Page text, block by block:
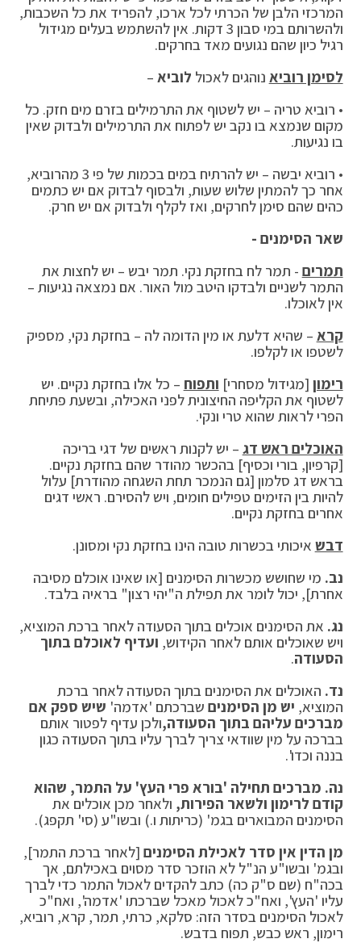
המרכזי הלבן של הכרתי לכל ארכו, להפריד את כל השכבות,
ולהשרותם במי סבון 3 דקות. אין להשתמש בעלים מגידול
רגיל כיון שהם נגועים מאד בחרקים.
לסימן רוביא נוהגים לאכול לוביא –
• רוביא טריה – יש לשטוף את התרמילים בזרם מים חזק. כל
מקום שנמצא בו נקב יש לפתוח את התרמילים ולבדוק שאין
בו נגיעות.
• רוביא יבשה – יש להרתיח במים בכמות של פי 3 מהרוביא,
אחר כך להמתין שלוש שעות, ולבסוף לבדוק אם יש כתמים
כהים שהם סימן לחרקים, ואז לקלף ולבדוק אם יש חרק.
שאר הסימנים -
תמרים - תמר לח בחזקת נקי. תמר יבש – יש לחצות את
התמר לשניים ולבדקו היטב מול האור. אם נמצאה נגיעות –
אין לאוכלו.
קרא – שהיא דלעת או מין הדומה לה – בחזקת נקי, מספיק
לשטפו או לקלפו.
רימון [מגידול מסחרי] ותפוח – כל אלו בחזקת נקיים. יש
לשטוף את הקליפה החיצונית לפני האכילה, ובשעת פתיחת
הפרי לראות שהוא טרי ונקי.
האוכלים ראש דג – יש לקנות ראשים של דגי בריכה
[קרפיון, בורי וכסיף] בהכשר מהודר שהם בחזקת נקיים.
בראש דג סלמון [גם הנמכר תחת השגחה מהודרת] עלול
להיות בין הזימים טפילים חומים, ויש להסירם. ראשי דגים
אחרים בחזקת נקיים.
דבש איכותי בכשרות טובה הינו בחזקת נקי ומסונן.
נב. מי שחושש מכשרות הסימנים [או שאינו אוכלם מסיבה
אחרת], יכול לומר את תפילת ה"יהי רצון" בראיה בלבד.
נג. את הסימנים אוכלים בתוך הסעודה לאחר ברכת המוציא,
ויש שאוכלים אותם לאחר הקידוש, ועדיף לאוכלם בתוך
הסעודה.
נד. האוכלים את הסימנים בתוך הסעודה לאחר ברכת
המוציא, יש מן הסימנים שברכתם 'אדמה' שיש ספק אם
מברכים עליהם בתוך הסעודה,ולכן עדיף לפטור אותם
בברכה על מין שוודאי צריך לברך עליו בתוך הסעודה כגון
בננה וכדו'.
נה. מברכים תחילה 'בורא פרי העץ' על התמר, שהוא
קודם לרימון ולשאר הפירות, ולאחר מכן אוכלים את
הסימנים המבוארים בגמ' (כריתות ו.) ובשו"ע (סי' תקפג).
מן הדין אין סדר לאכילת הסימנים [לאחר ברכת התמר],
ובגמ' ובשו"ע הנ"ל לא הוזכר סדר מסוים באכילתם, אך
בכה"ח (שם ס"ק כה) כתב להקדים לאכול התמר כדי לברך
עליו 'העץ', ואח"כ לאכול מאכל שברכתו 'אדמה', ואח"כ
לאכול הסימנים בסדר הזה: סלקא, כרתי, תמר, קרא, רוביא,
רימון, ראש כבש, תפוח בדבש.